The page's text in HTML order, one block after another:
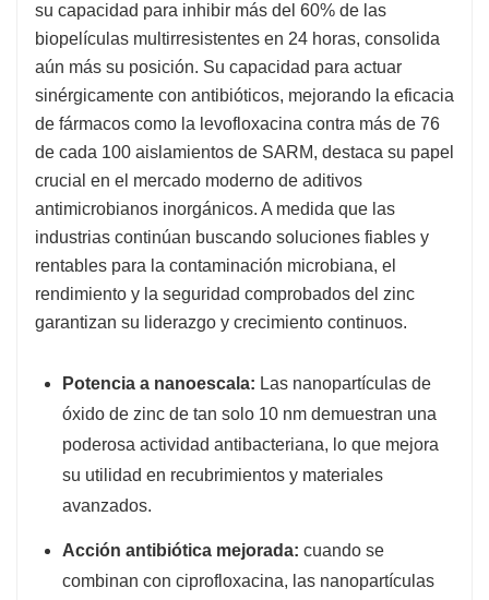
su capacidad para inhibir más del 60% de las
biopelículas multirresistentes en 24 horas, consolida
aún más su posición. Su capacidad para actuar
sinérgicamente con antibióticos, mejorando la eficacia
de fármacos como la levofloxacina contra más de 76
de cada 100 aislamientos de SARM, destaca su papel
crucial en el mercado moderno de aditivos
antimicrobianos inorgánicos. A medida que las
industrias continúan buscando soluciones fiables y
rentables para la contaminación microbiana, el
rendimiento y la seguridad comprobados del zinc
garantizan su liderazgo y crecimiento continuos.
Potencia a nanoescala: Las nanopartículas de
óxido de zinc de tan solo 10 nm demuestran una
poderosa actividad antibacteriana, lo que mejora
su utilidad en recubrimientos y materiales
avanzados.
Acción antibiótica mejorada: cuando se
combinan con ciprofloxacina, las nanopartículas